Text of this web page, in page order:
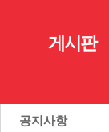
게시판
공지사항